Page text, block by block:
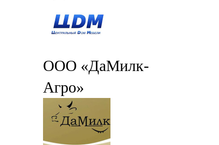
ООО «ДаМилк-
Агро»